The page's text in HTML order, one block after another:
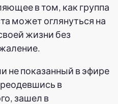
в том, как группа
может оглянуться на
жизни без
не показанный в эфире
в
зашел в